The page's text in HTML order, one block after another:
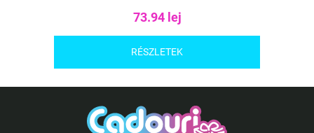
73.94 lej
RÉSZLETEK